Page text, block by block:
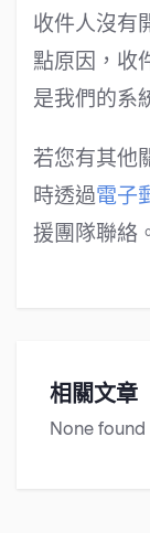
收件人沒有
點原因，收
是我們的系
若您有其他
時透過電子
援團隊聯絡
相關文章
None found